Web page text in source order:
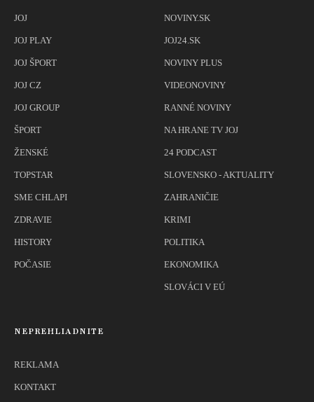
JOJ
JOJ PLAY
JOJ ŠPORT
JOJ CZ
JOJ GROUP
ŠPORT
ŽENSKÉ
TOPSTAR
SME CHLAPI
ZDRAVIE
HISTORY
POČASIE
NOVINY.SK
JOJ24.SK
NOVINY PLUS
VIDEONOVINY
RANNÉ NOVINY
NA HRANE TV JOJ
24 PODCAST
SLOVENSKO - AKTUALITY
ZAHRANIČIE
KRIMI
POLITIKA
EKONOMIKA
SLOVÁCI V EÚ
NEPREHLIADNITE
REKLAMA
KONTAKT